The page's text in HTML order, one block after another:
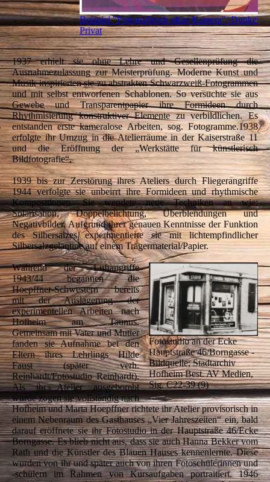
Beispiel "Fotografieren ohne Kamera":
Privat
1937 erhielt sie ohne Lehre und Gesellenprüfung die
Ausnahmezulassung zur Meisterprüfung. Moderne Kunst und
Musik inspirierten sie zu abstrakten Schwarzweiß-Fotogrammen
und mit selbst entworfenen Schablonen. So versuchte sie aus
Gewebe und Transparentpapier ihre Formideen durch
Rhythmisierung konstruktiver Elemente zu verbildlichen. Es
entstanden erste kameralose Arbeiten, sog. Fotogramme.1938
erfolgte ihr Umzug in die Atelierräume in der Kaiserstraße 11
und die Eröffnung der „Werkstätte für künstlerisch
Bildfotografie“.
1939 bis zur Zerstörung ihres Ateliers durch Fliegerangriffe
1944 verfolgte sie unbeirrt ihre Formideen und rhythmische
Kompositionen. Sie wendete neue Techniken an wie:
Solarisation, Doppelbelichtung, Überblendungen und
Negativbilder. Aufgrund ihrer genauen Kenntnisse der Funktion
des Silbersalzes experimentierte sie mit lichtempfindlicher
Silbersalzgelantine auf einem Trägermaterial/Papier.
Fotostudio an der Ecke
Hauptstraße 46/Borngasse -
Bildquelle; Stadtarchiv
Hofheim Best. AV Medien,
Sig. C22-39 (9)
Während der Luftangriffe
1943/44 begannen die
Hoepffner-Schwestern bereits
mit der Auslagerung der
experimentellen Arbeiten nach
Hofheim am Taunus.
Gemeinsam mit Vater und Mutter
fanden sie Aufnahme bei den
Eltern ihres Lehrlings Hilde
Faust (später verh.
Reinhardt/Fotostudio Reinhardt).
Als ihr Atelier ausgebombt
wurde zogen sie vollständig nach
Hofheim und Marta Hoepffner richtete ihr Atelier provisorisch in
einem Nebenraum des Gasthauses „Vier Jahreszeiten“ ein, bald
darauf eröffnete sie ihr Fotostudio in der Hauptstraße 46/Ecke
Borngasse. Es blieb nicht aus, dass sie auch Hanna Bekker vom
Rath und die Künstler des Blauen Hauses kennenlernte. Diese
wurden von ihr und später auch von ihren Fotoschülerinnen und
-schülern im Rahmen von Kursaufgaben portraitiert. 1946